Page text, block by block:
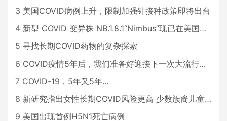
3 美国COVID病例上升，限制加强针接种政策即将出台
4 新型 COVID 变异株 NB.1.8.1“Nimbus”现已在美国占据主导地位
5 寻找长期COVID药物的复杂探索
6 COVID疫情5年后，我们准备好迎接下一次大流行了吗？
7 COVID-19，5年又5年…
8 新研究指出女性长期COVID风险更高 少数族裔儿童存在差异
9 美国出现首例H5N1死亡病例